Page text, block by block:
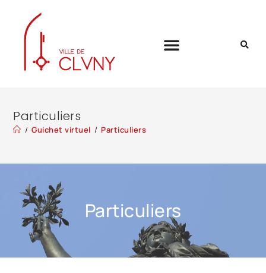
Particuliers
/ Guichet virtuel / Particuliers
Particuliers